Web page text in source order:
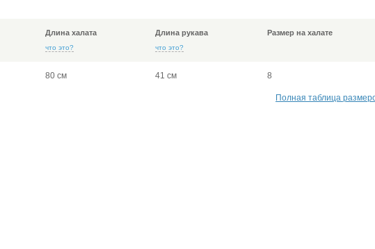
Длина халата
что это?
Длина рукава
что это?
Размер на халате
80 см 41 см 8
Полная таблица